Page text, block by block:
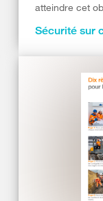
atteindre cet
Sécurité sur